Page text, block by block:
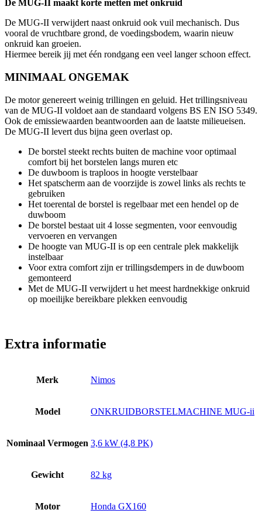
De MUG-II maakt korte metten met onkruid
De MUG-II verwijdert naast onkruid ook vuil mechanisch. Dus
vooral de vruchtbare grond, de voedingsbodem, waarin nieuw
onkruid kan groeien.
Hiermee bereik jij met één rondgang een veel langer schoon effect.
MINIMAAL ONGEMAK
De motor genereert weinig trillingen en geluid. Het trillingsniveau
van de MUG-II voldoet aan de standaard volgens BS EN ISO 5349.
Ook de emissiewaarden beantwoorden aan de laatste milieueisen.
De MUG-II levert dus bijna geen overlast op.
De borstel steekt rechts buiten de machine voor optimaal
comfort bij het borstelen langs muren etc
De duwboom is traploos in hoogte verstelbaar
Het spatscherm aan de voorzijde is zowel links als rechts te
gebruiken
Het toerental de borstel is regelbaar met een hendel op de
duwboom
De borstel bestaat uit 4 losse segmenten, voor eenvoudig
vervoeren en vervangen
De hoogte van MUG-II is op een centrale plek makkelijk
instelbaar
Voor extra comfort zijn er trillingsdempers in de duwboom
gemonteerd
Met de MUG-II verwijdert u het meest hardnekkige onkruid
op moeilijke bereikbare plekken eenvoudig
Extra informatie
Merk Nimos
Model ONKRUIDBORSTELMACHINE MUG-ii
Nominaal Vermogen 3,6 kW (4,8 PK)
Gewicht 82 kg
Motor Honda GX160